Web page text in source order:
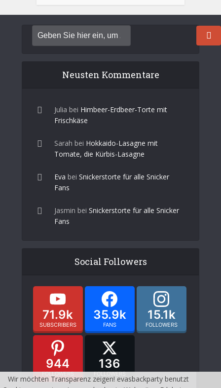
Neusten Kommentare
Julia bei Himbeer-Erdbeer-Torte mit
Frischkäse
Sarah bei Hokkaido-Lasagne mit
Tomate, die Kürbis-Lasagne
Eva bei Snickerstorte für alle Snicker
Fans
Jasmin bei Snickerstorte für alle Snicker
Fans
Social Followers
71.9k
SUBSCRIBERS
35.9k
FANS
15.1k
FOLLOWERS
944
FOLLOWERS
136
FOLLOWERS
Wir möchten Transparenz zeigen! evasbackparty benutzt